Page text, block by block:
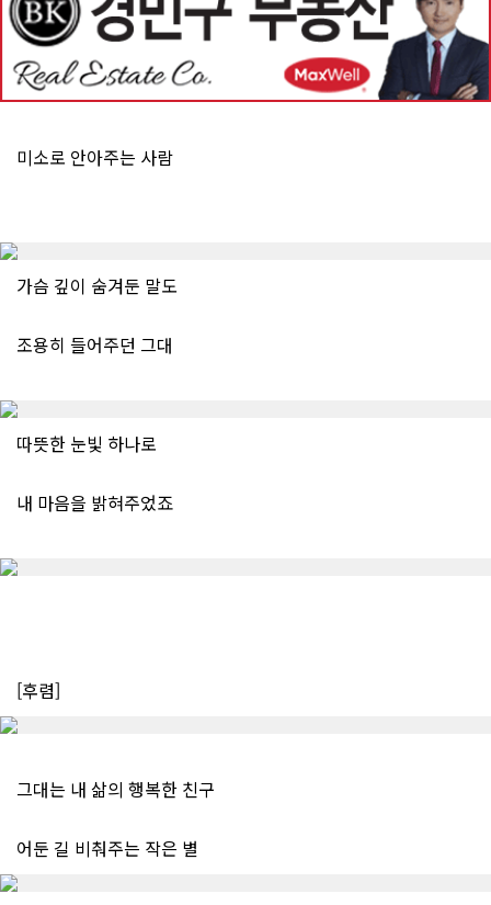
미소로 안아주는 사람
가슴 깊이 숨겨둔 말도
조용히 들어주던 그대
따뜻한 눈빛 하나로
내 마음을 밝혀주었죠
[후렴]
그대는 내 삶의 행복한 친구
어둔 길 비춰주는 작은 별